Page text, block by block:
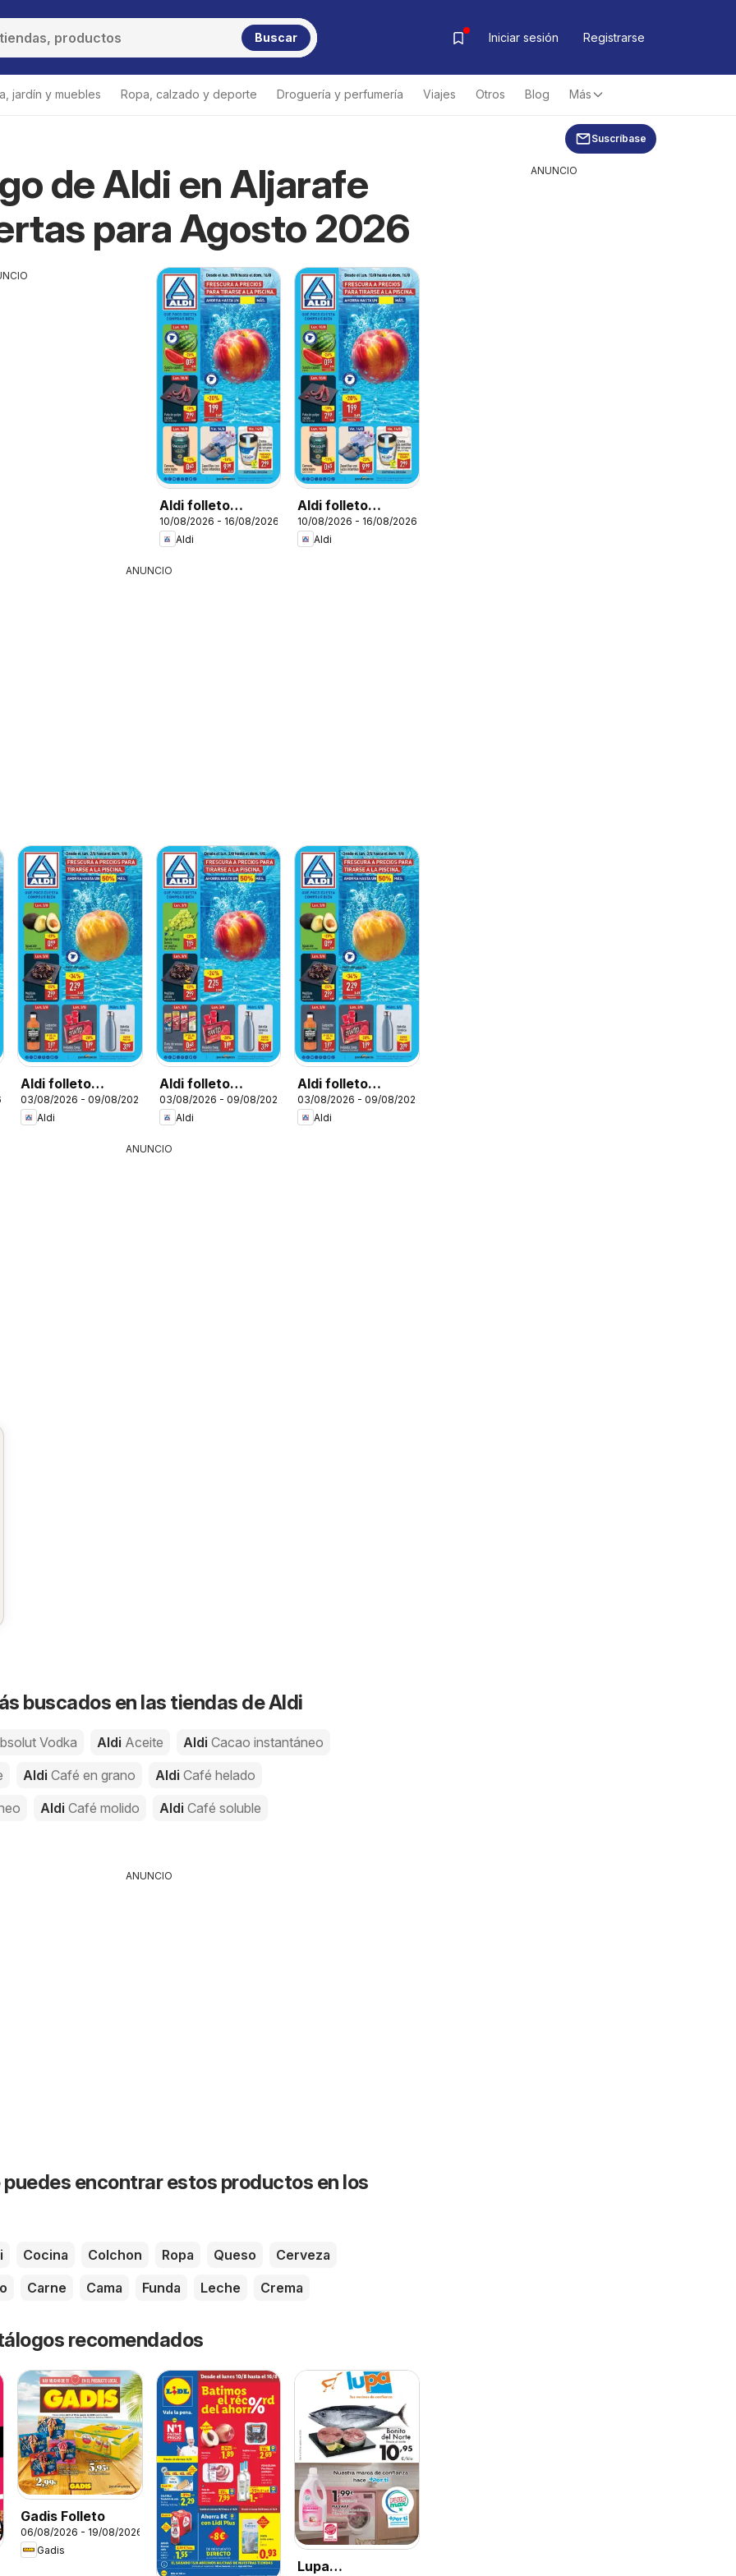
Buscar Iniciar sesión Registrarse
jardín y muebles Ropa, calzado y deporte Droguería y perfumería Viajes Otros Blog Más
Suscríbase
de Aldi en Aljarafe
para Agosto 2026
Aldi folleto
Península
10/08/2026 - 16/08/2026
Aldi
Aldi folleto
Baleares
10/08/2026 - 16/08/2026
Aldi
ANUNCIO
Aldi folleto
Península
03/08/2026 - 09/08/2026
Aldi
Aldi folleto
Canarias
03/08/2026 - 09/08/2026
Aldi
Aldi folleto
Baleares
03/08/2026 - 09/08/2026
Aldi
ANUNCIO
buscados en las tiendas de Aldi
Vodka Aldi Aceite Aldi Cacao instantáneo
Aldi Café en grano Aldi Café helado
Aldi Café molido Aldi Café soluble
ANUNCIO
encontrar estos productos en los
Cocina Colchon Ropa Queso
Cerveza
Carne Cama Funda Leche Crema
recomendados
Gadis Folleto
06/08/2026 - 19/08/2026
Gadis
Lupa
ANUNCIO